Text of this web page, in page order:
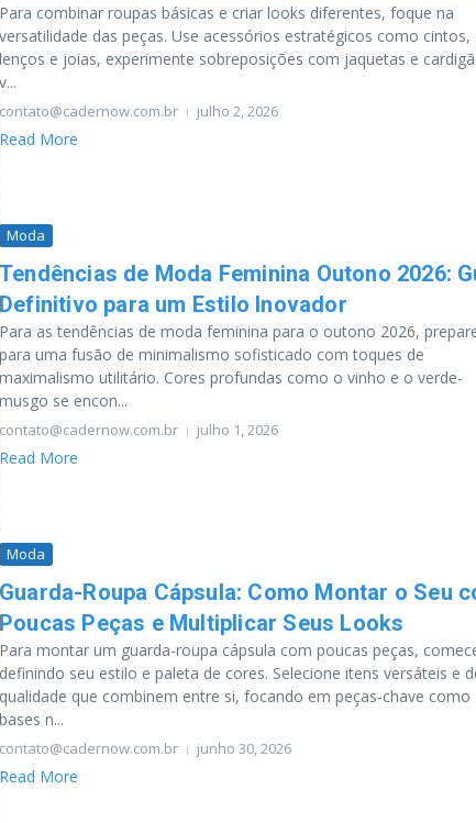
Para combinar roupas básicas e criar looks diferentes, foque na
versatilidade das peças. Use acessórios estratégicos como cintos,
lenços e joias, experimente sobreposições com jaquetas e
v...
contato@cadernow.com.br julho 2, 2026
Read More
Moda
Tendências de Moda Feminina Outono 2026:
Definitivo para um Estilo Inovador
Para as tendências de moda feminina para o outono 2026,
para uma fusão de minimalismo sofisticado com toques de
maximalismo utilitário. Cores profundas como o vinho e o verde-
musgo se encon...
contato@cadernow.com.br julho 1, 2026
Read More
Moda
Guarda-Roupa Cápsula: Como Montar o Seu
Poucas Peças e Multiplicar Seus Looks
Para montar um guarda-roupa cápsula com poucas peças,
definindo seu estilo e paleta de cores. Selecione itens versáteis e
qualidade que combinem entre si, focando em peças-chave como
bases n...
contato@cadernow.com.br junho 30, 2026
Read More